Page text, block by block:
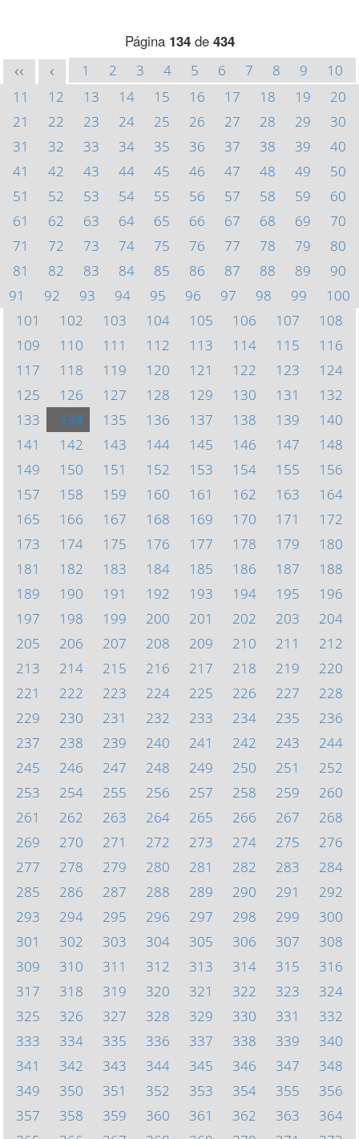
Página 134de 434
<< < 1 2 3 4 5 6 7 8 9
10
11
12 13 14 15 16 17 18 19
20
21
22 23 24 25 26 27 28 29
30
31
32 33 34 35 36 37 38 39
40
41
42 43 44 45 46 47 48 49
50
51
52 53 54 55 56 57 58 59
60
61
62 63 64 65 66 67 68 69
70
71
72 73 74 75 76 77 78 79
80
81
82 83 84 85 86 87 88 89
90
91
92 93 94 95 96 97 98 99
100
101
102 103 104 105 106 107
108
109
110 111 112 113 114 115
116
117
118 119 120 121 122 123
124
125
126 127 128 129 130 131
132
133
134 135 136 137 138 139
140
141
142 143 144 145 146 147
148
149
150 151 152 153 154 155
156
157
158 159 160 161 162 163
164
165
166 167 168 169 170 171
172
173
174 175 176 177 178 179
180
181
182 183 184 185 186 187
188
189
190 191 192 193 194 195
196
197
198 199 200 201 202 203
204
205
206 207 208 209 210 211
212
213
214 215 216 217 218 219
220
221
222 223 224 225 226 227
228
229
230 231 232 233 234 235
236
237
238 239 240 241 242 243
244
245
246 247 248 249 250 251
252
253
254 255 256 257 258 259
260
261
262 263 264 265 266 267
268
269
270 271 272 273 274 275
276
277
278 279 280 281 282 283
284
285
286 287 288 289 290 291
292
293
294 295 296 297 298 299
300
301
302 303 304 305 306 307
308
309
310 311 312 313 314 315
316
317
318 319 320 321 322 323
324
325
326 327 328 329 330 331
332
333
334 335 336 337 338 339
340
341
342 343 344 345 346 347
348
349
350 351 352 353 354 355
356
357
358 359 360 361 362 363
364